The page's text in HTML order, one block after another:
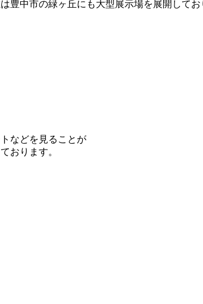
中市の緑ヶ丘にも大型展示場を展開してお
などを見ることが
おります。